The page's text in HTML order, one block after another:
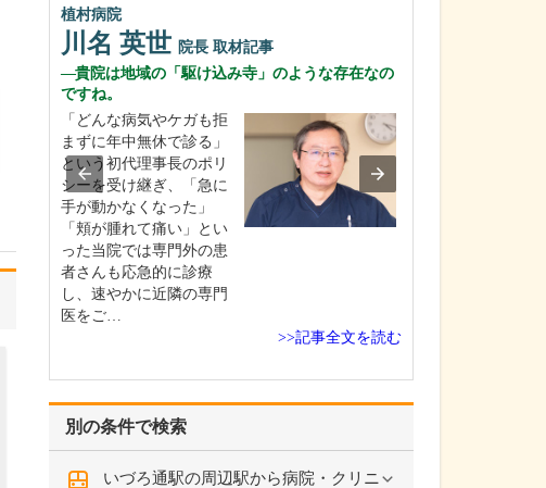
別の条件で検索
いづろ通駅の周辺駅から病院・クリニ
植村病院
川名 英世 院長 取材記事
貴院は地域の「駆け込み寺」のような存在なの
ですね。
「どんな病気やケガも拒
まずに年中無休で診る」
という初代理事長のポリ
シーを受け継ぎ、「急に
手が動かなくなった」
「頬が腫れて痛い」とい
った当院では専門外の患
者さんも応急的に診療
し、速やかに近隣の専門
医をご…
>>記事全文を読む